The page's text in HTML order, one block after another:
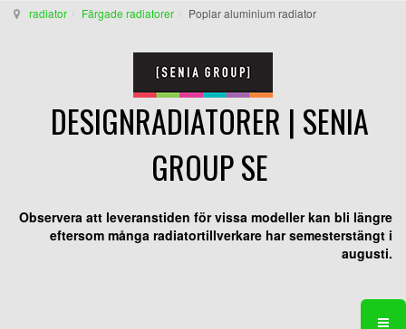
radiator Färgade radiatorer Poplar aluminium radiator
DESIGNRADIATORER | SENIA
GROUP SE
Observera att leveranstiden för vissa modeller kan bli längre
eftersom många radiatortillverkare har semesterstängt i
augusti.